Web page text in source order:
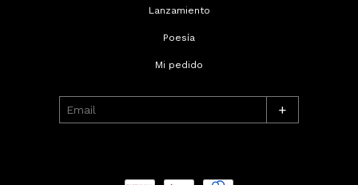
Lanzamiento
Poesía
Mi pedido
+